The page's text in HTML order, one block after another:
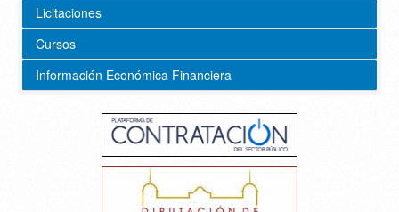
Licitaciones
Cursos
Información Económica Financiera